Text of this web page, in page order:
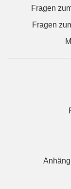
Fragen
Fragen